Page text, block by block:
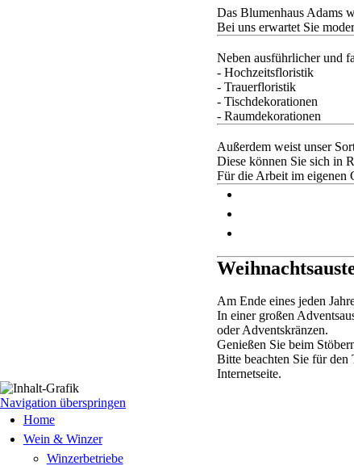
Das Blumenhaus Adams
Bei uns erwartet Sie
Neben ausführlicher und
- Hochzeitsfloristik
- Trauerfloristik
- Tischdekorationen
- Raumdekorationen
Außerdem weist unser
Diese können Sie sich in
Für die Arbeit im eigenen
Am Ende eines jeden
In einer großen
oder Adventskränzen.
Genießen Sie beim
Bitte beachten Sie für
Internetseite.
Navigation überspringen
Home
Wein & Winzer
Winzerbetriebe